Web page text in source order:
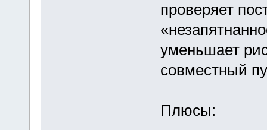
проверяет
уменьшает
совместный
Плюсы: